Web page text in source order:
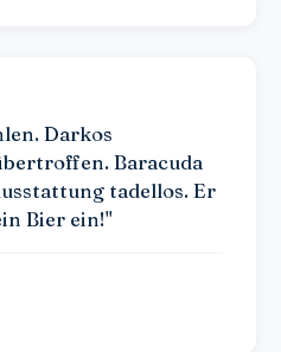
Darkos
Baracuda
tadellos. Er
Bier ein!"